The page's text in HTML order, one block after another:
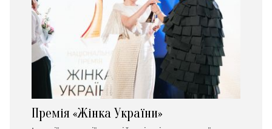
Премія «Жінка України»